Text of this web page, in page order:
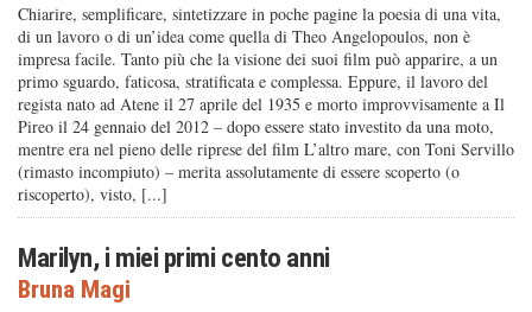
Chiarire, semplificare, sintetizzare in poche pagine la poesia di una vita,
di un lavoro o di un’idea come quella di Theo Angelopoulos, non è
impresa facile. Tanto più che la visione dei suoi film può apparire, a un
primo sguardo, faticosa, stratificata e complessa. Eppure, il lavoro del
regista nato ad Atene il 27 aprile del 1935 e morto improvvisamente a Il
Pireo il 24 gennaio del 2012 – dopo essere stato investito da una moto,
mentre era nel pieno delle riprese del film L’altro mare, con Toni Servillo
(rimasto incompiuto) – merita assolutamente di essere scoperto (o
riscoperto), visto, [...]
Marilyn, i miei primi cento anni
Bruna Magi